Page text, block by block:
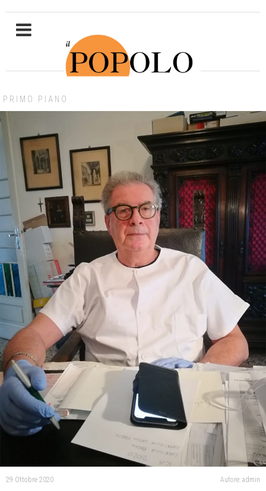
PRIMO PIANO
29 Ottobre 2020 Autore: admin